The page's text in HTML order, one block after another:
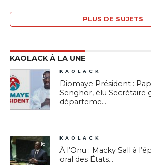
PLUS DE SUJETS
KAOLACK À LA UNE
9
KAOLACK
Diomaye Président :
Senghor, élu Secrétaire
départeme...
16
KAOLACK
À l’Onu : Macky Sall à
oral des États...